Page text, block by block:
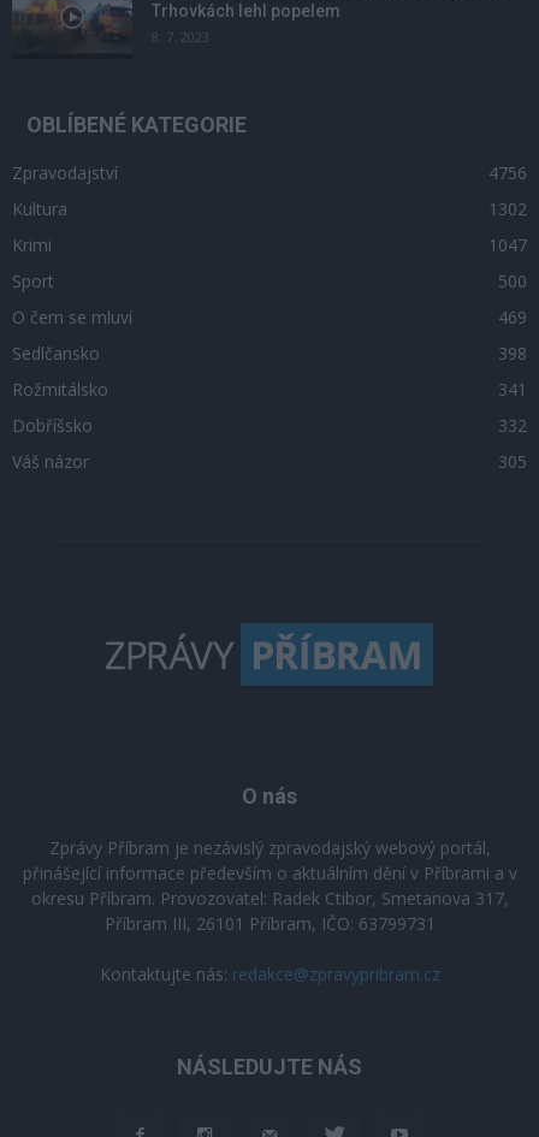
Trhovkách lehl popelem
8. 7. 2023
OBLÍBENÉ KATEGORIE
Zpravodajství
4756
Kultura
1302
Krimi
1047
Sport
500
O čem se mluví
469
Sedlčansko
398
Rožmitálsko
341
Dobříšsko
332
Váš názor
305
O nás
Zprávy Příbram je nezávislý zpravodajský webový portál,
přinášející informace především o aktuálním dění v Příbrami a v
okresu Příbram. Provozovatel: Radek Ctibor, Smetanova 317,
Příbram III, 26101 Příbram, IČO: 63799731
Kontaktujte nás: redakce@zpravypribram.cz
NÁSLEDUJTE NÁS